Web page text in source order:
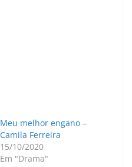
Meu melhor engano –
Camila Ferreira
15/10/2020
Em "Drama"